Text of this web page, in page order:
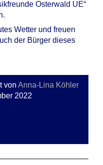
Osterwald UE“
Wetter und freuen
der Bürger dieses
von Anna-Lina Köhler
2022